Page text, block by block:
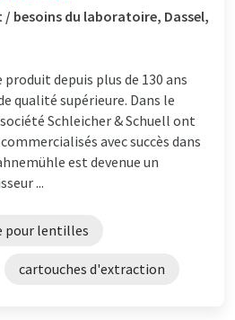
besoins du laboratoire, Dassel,
depuis plus de 130 ans
qualité supérieure. Dans le
Schleicher & Schuell ont
avec succès dans
est devenue un
...
pour lentilles
cartouches d'extraction